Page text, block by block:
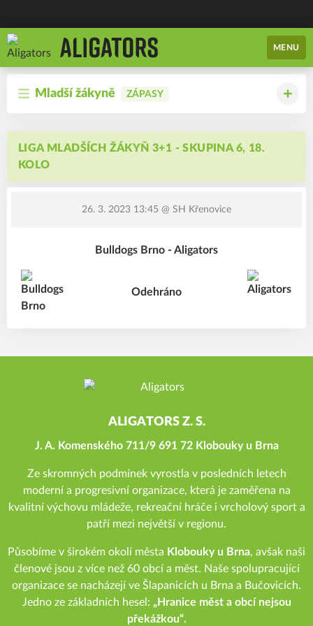
MENU
Mladší žákyně ZÁPASY
LIGA MLADŠÍCH ŽÁKYŇ 3+1 - SKUPINA 6, 18.
KOLO
26. 3. 2023 13:45 @ SH Křenovice
Bulldogs Brno - Aligators
Odehráno
ALIGATORS Z. S.
J. A. Komenského 711/9 691 72 Klobouky u Brna
Ze skromných podmínek vyrostla v posledních letech
moderní a progresivní organizace, která je zaměřena na
kvalitní výchovu mládeže, rekreační hráče i vrcholový sport a
patří mezi největší v regionu.
Působíme v širokém okolí města Klobouky u Brna, avšak naši
členové jsou z více než 60 obcí a měst. Naše spolupracující
organizace se nacházejí ve Šlapanicích u Brna a Bučovicích.
Jedno ze základních hesel: „Hranice měst a obcí nejsou
překážkou“.